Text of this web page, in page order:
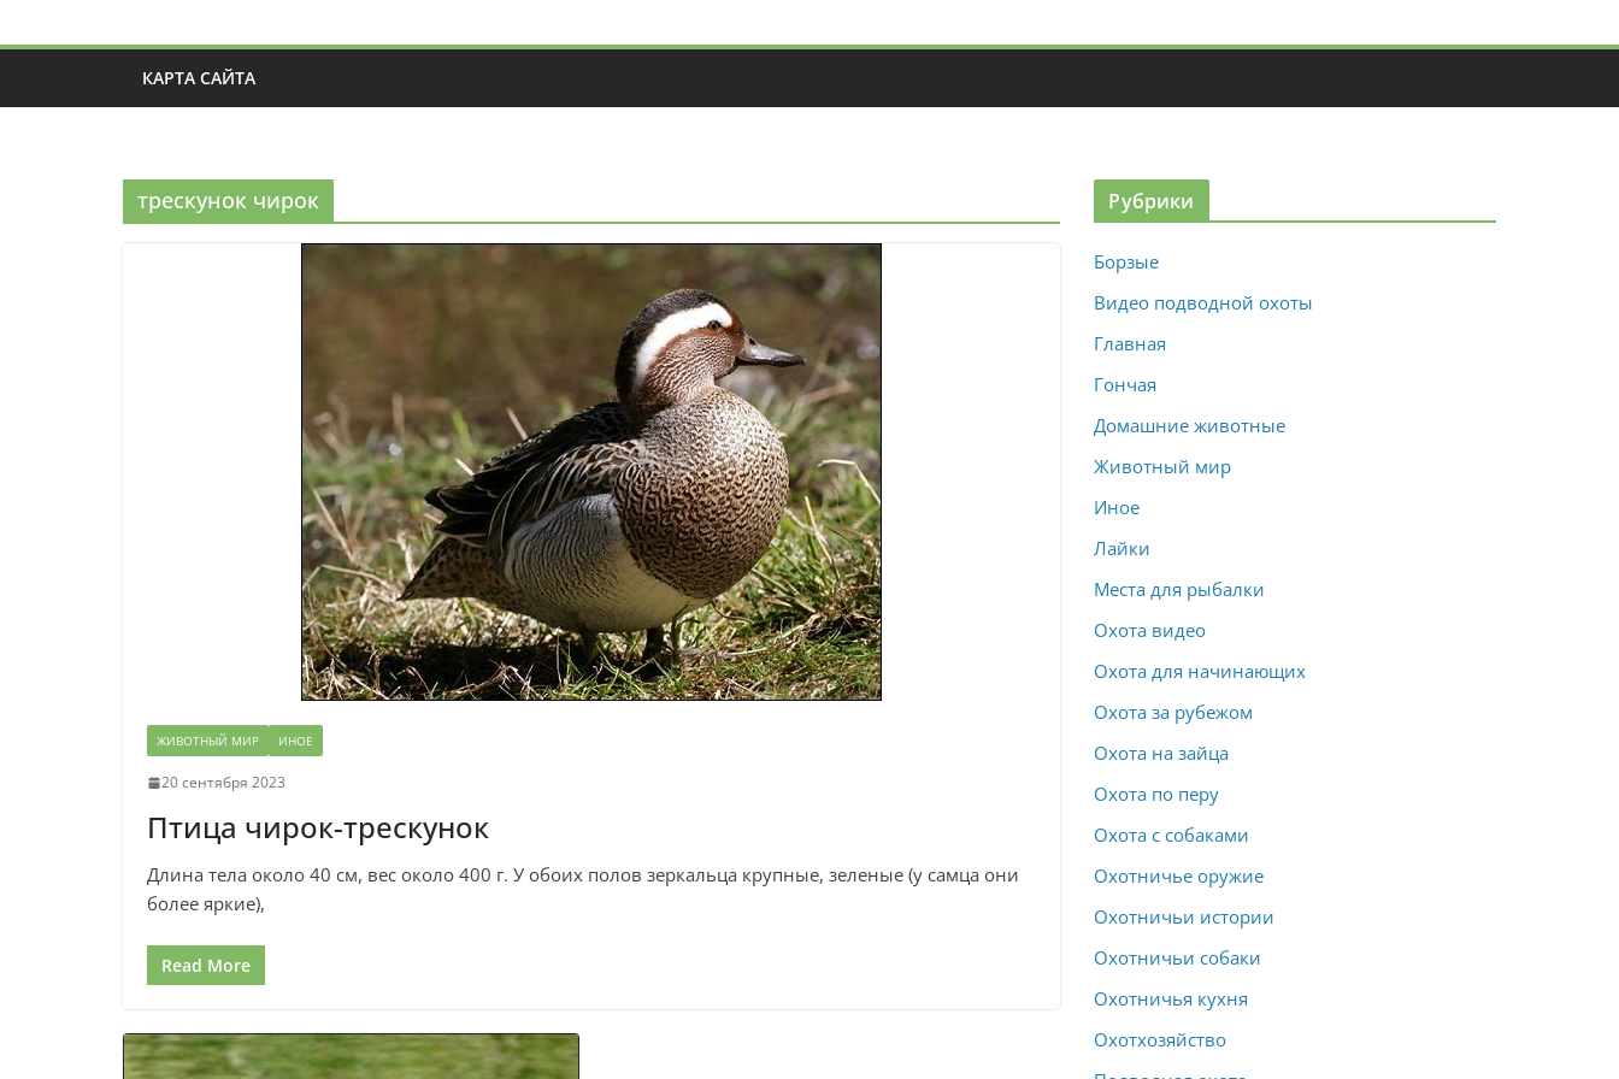
КАРТА САЙТА
трескунок чирок
ЖИВОТНЫЙ МИР ИНОЕ
20 сентября 2023
Птица чирок-трескунок
Длина тела около 40 см, вес около 400 г. У обоих полов зеркальца крупные, зеленые (у самца они
более яркие),
Read More
Рубрики
Борзые
Видео подводной охоты
Главная
Гончая
Домашние животные
Животный мир
Иное
Лайки
Места для рыбалки
Охота видео
Охота для начинающих
Охота за рубежом
Охота на зайца
Охота по перу
Охота с собаками
Охотничье оружие
Охотничьи истории
Охотничьи собаки
Охотничья кухня
Охотхозяйство